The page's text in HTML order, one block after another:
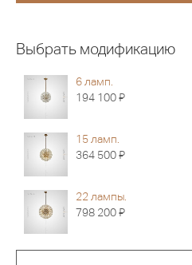
Выбрать модификацию
6 ламп.
194 100Я
15 ламп.
364 500Я
22 лампы.
798 200Я